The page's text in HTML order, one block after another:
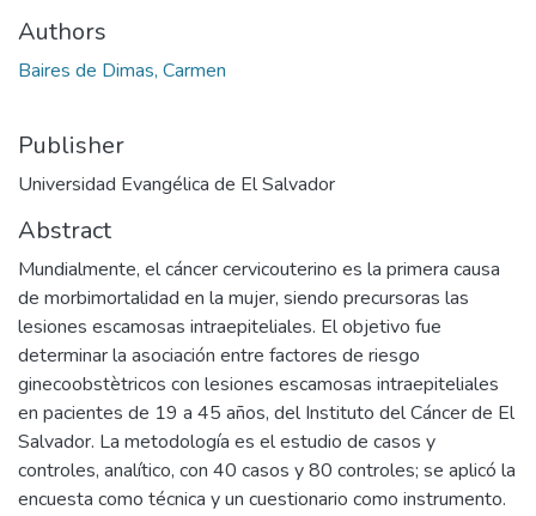
Authors
Baires de Dimas, Carmen
Publisher
Universidad Evangélica de El Salvador
Abstract
Mundialmente, el cáncer cervicouterino es la primera causa
de morbimortalidad en la mujer, siendo precursoras las
lesiones escamosas intraepiteliales. El objetivo fue
determinar la asociación entre factores de riesgo
ginecoobstètricos con lesiones escamosas intraepiteliales
en pacientes de 19 a 45 años, del Instituto del Cáncer de El
Salvador. La metodología es el estudio de casos y
controles, analítico, con 40 casos y 80 controles; se aplicó la
encuesta como técnica y un cuestionario como instrumento.